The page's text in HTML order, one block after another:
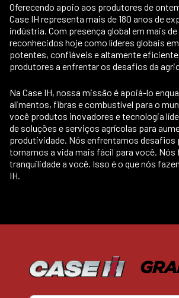
Oferecendo apoio aos produtores de
Case IH representa mais de 180 anos de
indústria. Com presença global em mais
reconhecidos hoje como líderes globais
potentes, confiáveis e altamente
produtores a enfrentar os desafios da
Na Case IH, nossa missão é apoiá-lo
alimentos, fibras e combustível para o
você produtos inovadores e tecnologia
de soluções e serviços agrícolas para
produtividade. Nós enfrentamos desafios
tornamos a vida mais fácil para você. Nós
tranquilidade a você. Isso é o que nós
IH.